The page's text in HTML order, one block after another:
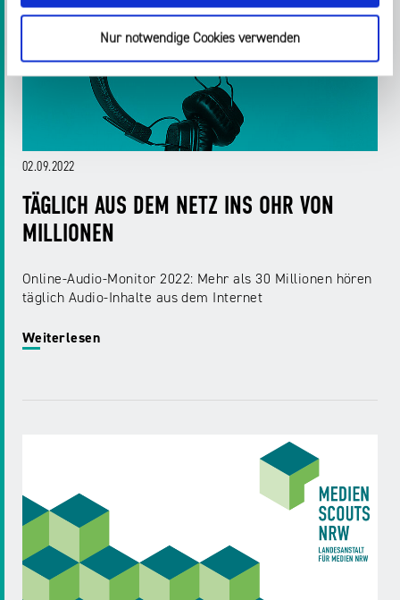
Nur notwendige Cookies verwenden
02.09.2022
TÄGLICH AUS DEM NETZ INS OHR VON
MILLIONEN
Online-Audio-Monitor 2022: Mehr als 30 Millionen hören
täglich Audio-Inhalte aus dem Internet
Weiterlesen